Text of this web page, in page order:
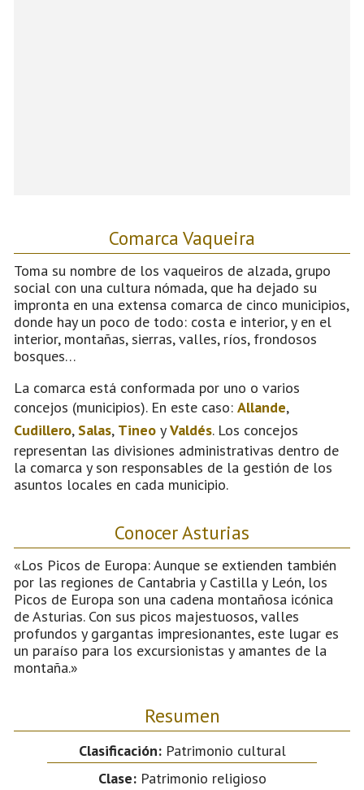
Comarca Vaqueira
Toma su nombre de los vaqueiros de alzada, grupo
social con una cultura nómada, que ha dejado su
impronta en una extensa comarca de cinco municipios,
donde hay un poco de todo: costa e interior, y en el
interior, montañas, sierras, valles, ríos, frondosos
bosques…
La comarca está conformada por uno o varios
concejos (municipios). En este caso: Allande,
Cudillero, Salas, Tineo yValdés. Los concejos
representan las divisiones administrativas dentro de
la comarca y son responsables de la gestión de los
asuntos locales en cada municipio.
Conocer Asturias
«Los Picos de Europa: Aunque se extienden también
por las regiones de Cantabria y Castilla y León, los
Picos de Europa son una cadena montañosa icónica
de Asturias. Con sus picos majestuosos, valles
profundos y gargantas impresionantes, este lugar es
un paraíso para los excursionistas y amantes de la
montaña.»
Resumen
Clasificación:Patrimonio cultural
Clase:Patrimonio religioso